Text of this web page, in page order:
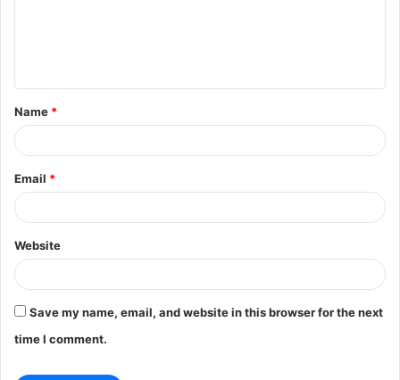
t
*
Name *
Email *
Website
Save my name, email, and website in this browser for the next
time I comment.